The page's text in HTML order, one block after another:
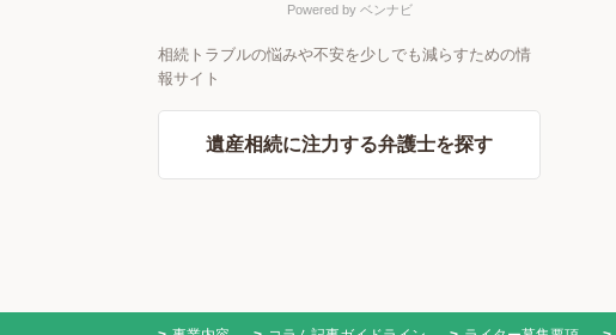
Powered by ベンナビ
相続トラブルの悩みや不安を少しでも減らすための情
報サイト
遺産相続に注力する弁護士を探す